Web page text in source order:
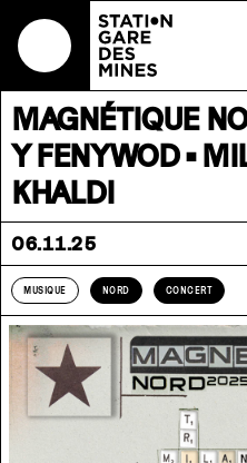
MAGNÉTIQUE
Y FENYWOD •
KHALDI
06.11.25
MUSIQUE NORD CONCERT